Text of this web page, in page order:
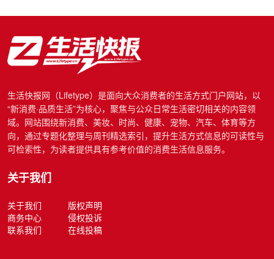
生活快报网（Lifetype）是面向大众消费者的生活方式门户网站，以
“新消费·品质生活”为核心，聚焦与公众日常生活密切相关的内容领
域。网站围绕新消费、美妆、时尚、健康、宠物、汽车、体育等方
向，通过专题化整理与周刊精选索引，提升生活方式信息的可读性与
可检索性，为读者提供具有参考价值的消费生活信息服务。
关于我们
关于我们
版权声明
商务中心
侵权投诉
联系我们
在线投稿